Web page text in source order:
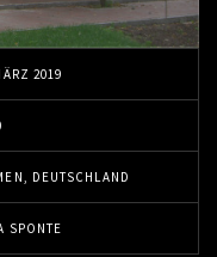
2019
DEUTSCHLAND
SPONTE